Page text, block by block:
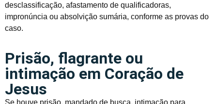
desclassificação, afastamento de qualificadoras,
impronúncia ou absolvição sumária, conforme as provas do
caso.
Prisão, flagrante ou
intimação em Coração de
Jesus